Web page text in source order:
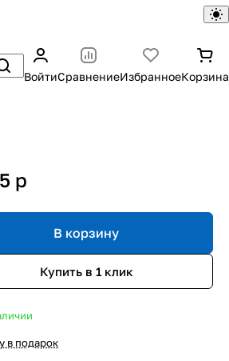
ВойтиСравнениеИзбранноеКорзина
p
В корзину
Купить в 1 клик
в подарок